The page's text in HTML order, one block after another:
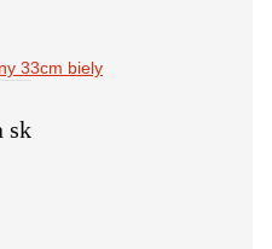
33cm biely
sk